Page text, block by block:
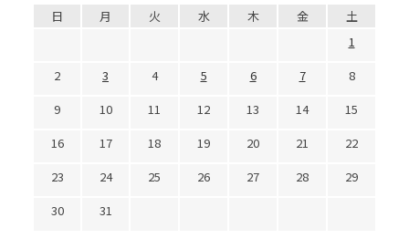
日 月 火 水 木 金
土
1
2
3 4 5 6 7
8
9
10 11 12 13 14
15
16
17 18 19 20 21
22
23
24 25 26 27 28
29
30
31